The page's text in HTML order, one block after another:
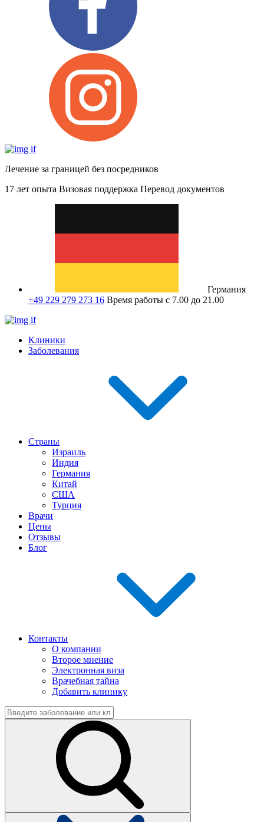
Лечение за границей без посредников
17 лет опыта Визовая поддержка Перевод документов
Германия
+49 229 279 273 16 Время работы с 7.00 до 21.00
Клиники
Заболевания
Страны
Израиль
Индия
Германия
Китай
США
Турция
Врачи
Цены
Отзывы
Блог
Контакты
О компании
Второе мнение
Электронная виза
Врачебная тайна
Добавить клинику